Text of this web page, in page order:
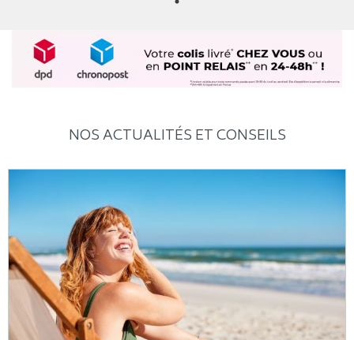
NOS ACTUALITÉS ET CONSEILS